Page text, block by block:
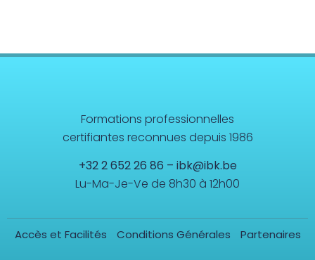
Formations professionnelles
certifiantes reconnues depuis 1986
+32 2 652 26 86 – ibk@ibk.be
Lu-Ma-Je-Ve de 8h30 à 12h00
Accès et Facilités Conditions Générales Partenaires